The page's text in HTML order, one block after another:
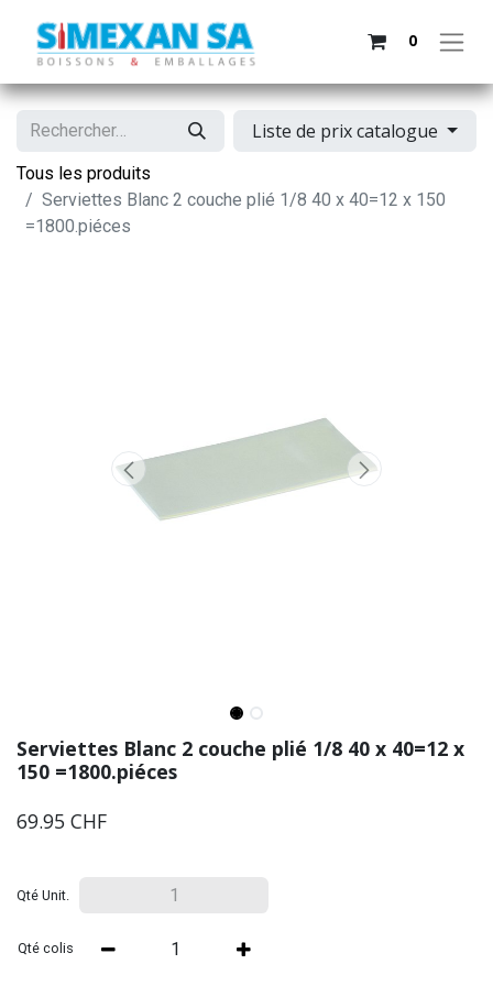
0
Liste de prix catalogue
Tous les produits
Serviettes Blanc 2 couche plié 1/8 40 x 40=12 x 150
=1800.piéces
Serviettes Blanc 2 couche plié 1/8 40 x 40=12 x
150 =1800.piéces
69.95 CHF
Qté Unit.
Qté colis